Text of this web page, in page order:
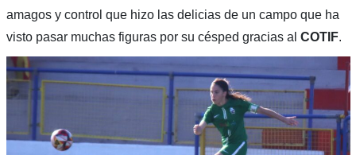
amagos y control que hizo las delicias de un campo que ha
visto pasar muchas figuras por su césped gracias al COTIF.